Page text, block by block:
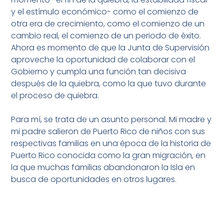
y el estímulo económico- como el comienzo de
otra era de crecimiento, como el comienzo de un
cambio real, el comienzo de un periodo de éxito.
Ahora es momento de que la Junta de Supervisión
aproveche la oportunidad de colaborar con el
Gobierno y cumpla una función tan decisiva
después de la quiebra, como la que tuvo durante
el proceso de quiebra.
Para mí, se trata de un asunto personal. Mi madre y
mi padre salieron de Puerto Rico de niños con sus
respectivas familias en una época de la historia de
Puerto Rico conocida como la gran migración, en
la que muchas familias abandonaron la Isla en
busca de oportunidades en otros lugares.